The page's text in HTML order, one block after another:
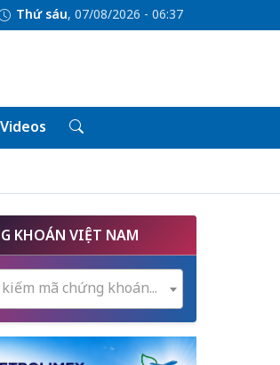
Thứ sáu, 07/08/2026 - 06:37
Videos
KHOÁN VIỆT NAM
mã chứng khoán...